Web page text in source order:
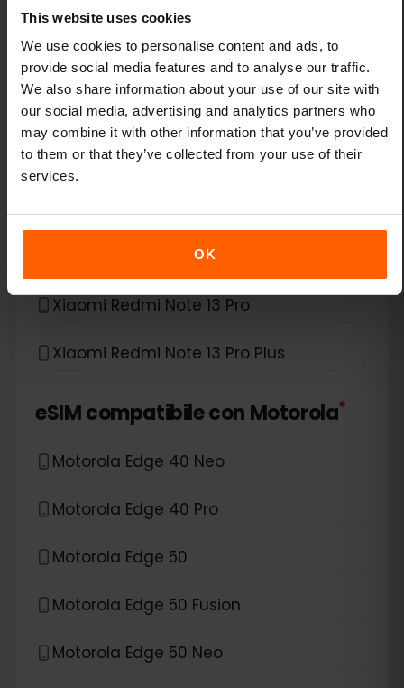
This website uses cookies
We use cookies to personalise content and ads, to
provide social media features and to analyse our traffic.
We also share information about your use of our site with
our social media, advertising and analytics partners who
may combine it with other information that you’ve provided
to them or that they’ve collected from your use of their
services.
OK
Xiaomi 14
Xiaomi 14 Pro
Xiaomi 14T
Xiaomi 14T Pro
Xiaomi 15
Xiaomi Redmi Note 11 Pro 5G
Xiaomi Redmi Note 13 Pro
Xiaomi Redmi Note 13 Pro Plus
eSIM compatibile con Motorola*
Motorola Edge 40 Neo
Motorola Edge 40 Pro
Motorola Edge 50
Motorola Edge 50 Fusion
Motorola Edge 50 Neo